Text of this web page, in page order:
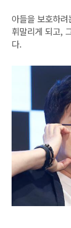
아들을 보호하
휘말리게 되고,
다.